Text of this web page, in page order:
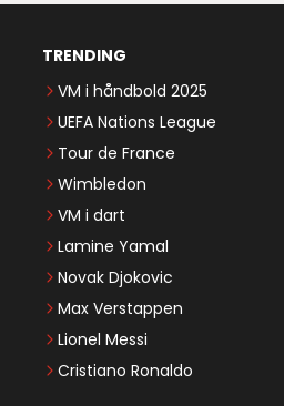
TRENDING
VM i håndbold 2025
UEFA Nations League
Tour de France
Wimbledon
VM i dart
Lamine Yamal
Novak Djokovic
Max Verstappen
Lionel Messi
Cristiano Ronaldo